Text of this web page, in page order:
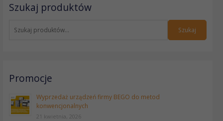
Szukaj produktów
z
Szukaj
Promocje
Wyprzedaż urządzeń firmy BEGO do metod
konwencjonalnych
21 kwietnia, 2026